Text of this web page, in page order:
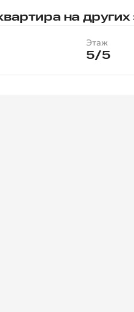
на
Этаж
5/5